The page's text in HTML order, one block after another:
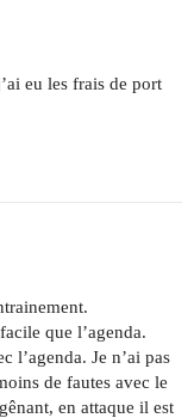
eu les frais de port
que l’agenda.
l’agenda. Je n’ai pas
de fautes avec le
en attaque il est